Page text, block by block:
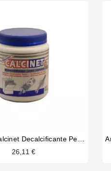
Puly Caff Calcinet Decalcificante Per Macchina Espresso 1kg
26,11 €